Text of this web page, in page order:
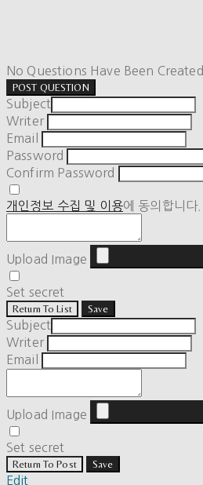
No Questions Have Been Created.
POST QUESTION
Subject
Writer
Email
Password
Confirm Password
개인정보 수집 및 이용에 동의합니다.
Upload Image
Set secret
Return To List Save
Subject
Writer
Email
Upload Image
Set secret
Return To Post Save
Edit